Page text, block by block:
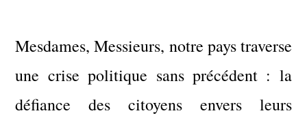
Mesdames, Messieurs, notre pays traverse
une crise politique sans précédent : la
défiance des citoyens envers leurs